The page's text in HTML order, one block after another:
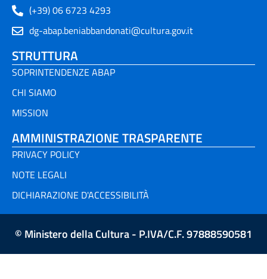
(+39) 06 6723 4293
dg-abap.beniabbandonati@cultura.gov.it
STRUTTURA
SOPRINTENDENZE ABAP
CHI SIAMO
MISSION
AMMINISTRAZIONE TRASPARENTE
PRIVACY POLICY
NOTE LEGALI
DICHIARAZIONE D'ACCESSIBILITÀ
© Ministero della Cultura - P.IVA/C.F. 97888590581